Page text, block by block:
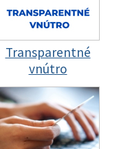
Transparentné
vnútro